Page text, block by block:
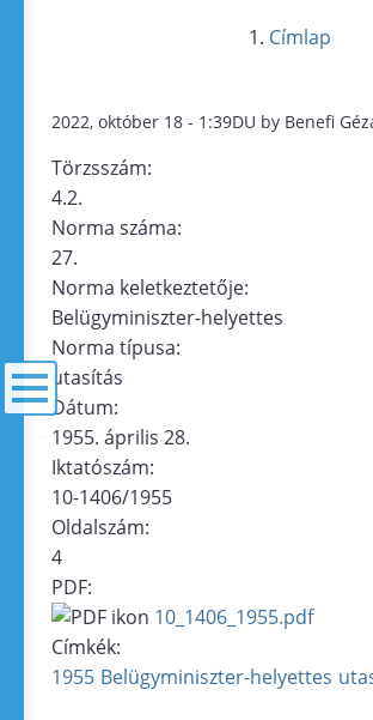
Címlap
2022, október 18 - 1:39DU by Benefi
Törzsszám:
4.2.
Norma száma:
27.
Norma keletkeztetője:
Belügyminiszter-helyettes
Norma típusa:
utasítás
Dátum:
1955. április 28.
Iktatószám:
10-1406/1955
Oldalszám:
4
PDF:
10_1406_1955.pdf
Címkék:
1955 Belügyminiszter-helyettes